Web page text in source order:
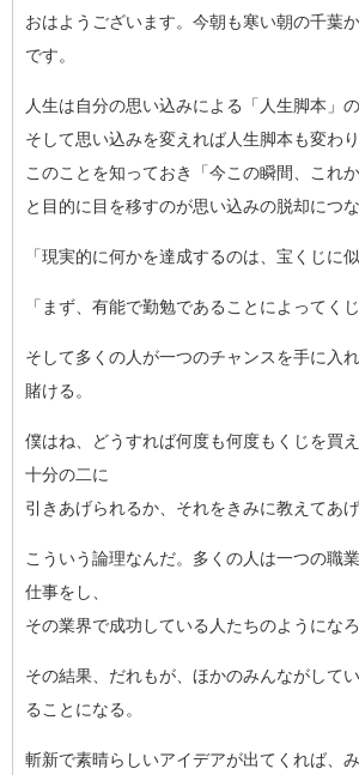
おはようございます。今朝も寒い朝の千葉
です。
人生は自分の思い込みによる「人生脚本」
そして思い込みを変えれば人生脚本も変わり
このことを知っておき「今この瞬間、これ
と目的に目を移すのが思い込みの脱却につな
「現実的に何かを達成するのは、宝くじに似
「まず、有能で勤勉であることによってくじ
そして多くの人が一つのチャンスを手に入
賭ける。
僕はね、どうすれば何度も何度もくじを買
十分の二に
引きあげられるか、それをきみに教えてあ
こういう論理なんだ。多くの人は一つの職
仕事をし、
その業界で成功している人たちのようになろ
その結果、だれもが、ほかのみんながして
る ことになる。
斬新で素晴らしいアイデアが出てくれば、